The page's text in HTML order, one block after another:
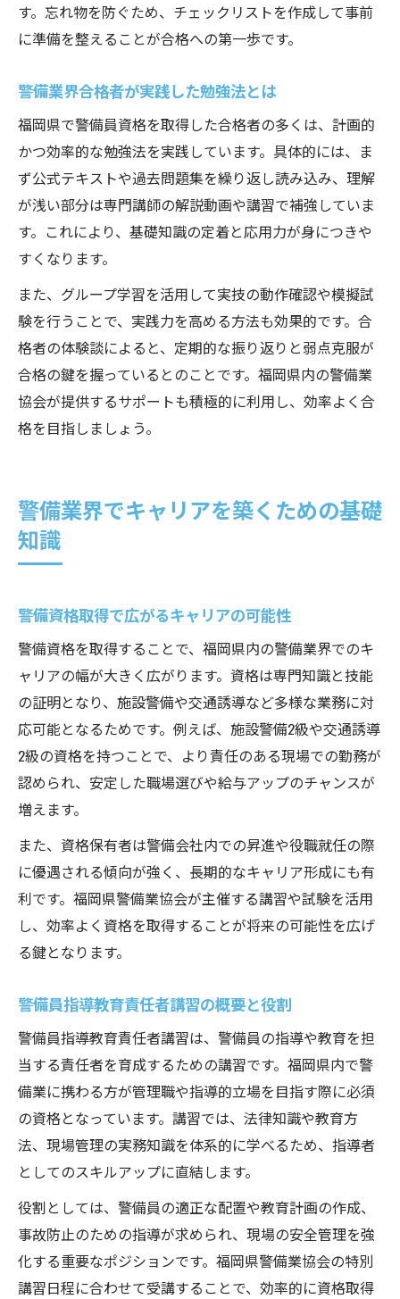
す。忘れ物を防ぐため、チェックリストを作成して事前
に準備を整えることが合格への第一歩です。
警備業界合格者が実践した勉強法とは
福岡県で警備員資格を取得した合格者の多くは、計画的
かつ効率的な勉強法を実践しています。具体的には、ま
ず公式テキストや過去問題集を繰り返し読み込み、理解
が浅い部分は専門講師の解説動画や講習で補強していま
す。これにより、基礎知識の定着と応用力が身につきや
すくなります。
また、グループ学習を活用して実技の動作確認や模擬試
験を行うことで、実践力を高める方法も効果的です。合
格者の体験談によると、定期的な振り返りと弱点克服が
合格の鍵を握っているとのことです。福岡県内の警備業
協会が提供するサポートも積極的に利用し、効率よく合
格を目指しましょう。
警備業界でキャリアを築くための基礎
知識
警備資格取得で広がるキャリアの可能性
警備資格を取得することで、福岡県内の警備業界でのキ
ャリアの幅が大きく広がります。資格は専門知識と技能
の証明となり、施設警備や交通誘導など多様な業務に対
応可能となるためです。例えば、施設警備2級や交通誘導
2級の資格を持つことで、より責任のある現場での勤務が
認められ、安定した職場選びや給与アップのチャンスが
増えます。
また、資格保有者は警備会社内での昇進や役職就任の際
に優遇される傾向が強く、長期的なキャリア形成にも有
利です。福岡県警備業協会が主催する講習や試験を活用
し、効率よく資格を取得することが将来の可能性を広げ
る鍵となります。
警備員指導教育責任者講習の概要と役割
警備員指導教育責任者講習は、警備員の指導や教育を担
当する責任者を育成するための講習です。福岡県内で警
備業に携わる方が管理職や指導的立場を目指す際に必須
の資格となっています。講習では、法律知識や教育方
法、現場管理の実務知識を体系的に学べるため、指導者
としてのスキルアップに直結します。
役割としては、警備員の適正な配置や教育計画の作成、
事故防止のための指導が求められ、現場の安全管理を強
化する重要なポジションです。福岡県警備業協会の特別
講習日程に合わせて受講することで、効率的に資格取得